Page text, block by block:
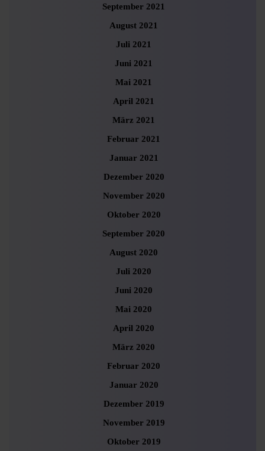
September 2021
August 2021
Juli 2021
Juni 2021
Mai 2021
April 2021
März 2021
Februar 2021
Januar 2021
Dezember 2020
November 2020
Oktober 2020
September 2020
August 2020
Juli 2020
Juni 2020
Mai 2020
April 2020
März 2020
Februar 2020
Januar 2020
Dezember 2019
November 2019
Oktober 2019